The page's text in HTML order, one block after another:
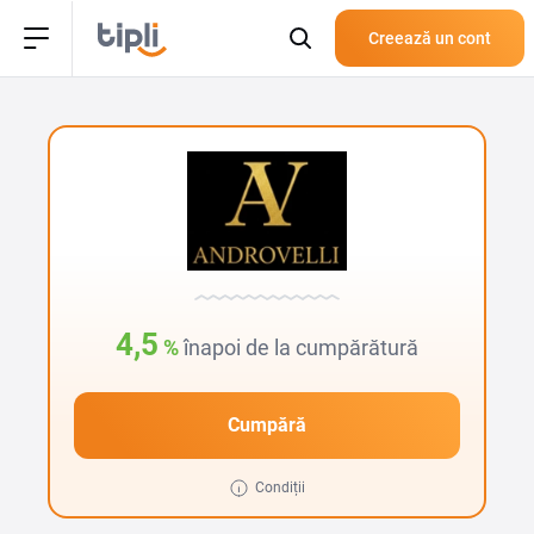
Creează un cont
4,5 %înapoi de la cumpărătură
Cumpără
Condiții